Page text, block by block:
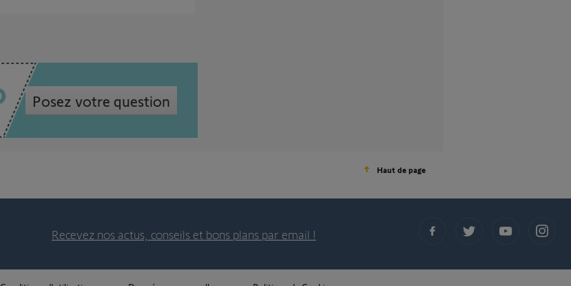
Posez votre question
Haut de page
Recevez nos actus, conseils et bons plans par email !